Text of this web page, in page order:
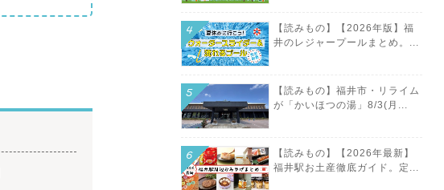
【読みもの】【2026年版】福
井のレジャープールまとめ。...
【読みもの】福井市・リライム
が「かいほつの湯」8/3(月...
【読みもの】【2026年最新】
福井駅お土産徹底ガイド。定...